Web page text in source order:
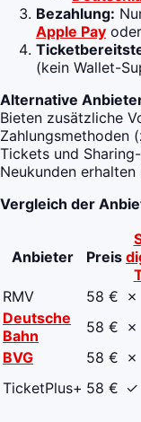
Bezahlung:
Apple Pay
(kein Wallet-
Alternative
Bieten zusätzliche
Zahlungsmethoden
Tickets und
Neukunden
Vergleich der
Anbieter Preis
RMV 58 € ✗
Deutsche
Bahn
58 € ✗
BVG
58 € ✗
TicketPlus+ 58 € ✓